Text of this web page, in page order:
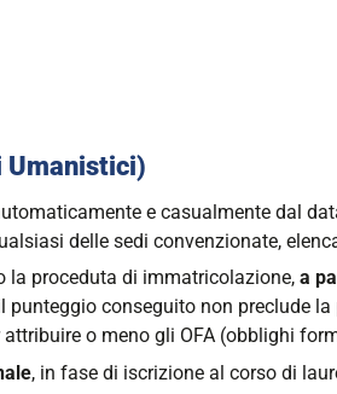
Umanistici)
e casualmente dal
delle sedi convenzionate,
la proceduta di immatricolazione, a
punteggio conseguito non preclude
o meno gli OFA (obblighi
, in fase di iscrizione al corso di